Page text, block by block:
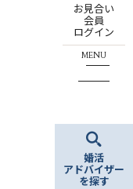
お見合い
会員
ログイン
婚活
アドバイザー
を探す